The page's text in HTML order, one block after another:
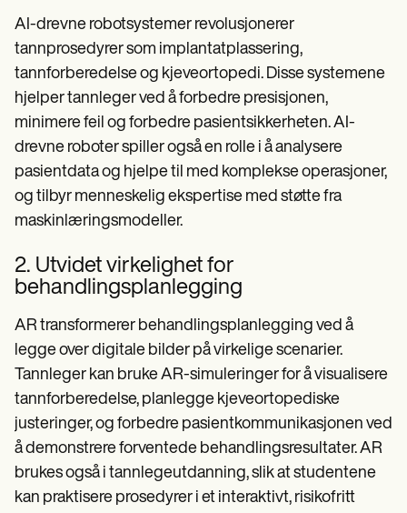
AI-drevne robotsystemer revolusjonerer
tannprosedyrer som implantatplassering,
tannforberedelse og kjeveortopedi. Disse systemene
hjelper tannleger ved å forbedre presisjonen,
minimere feil og forbedre pasientsikkerheten. AI-
drevne roboter spiller også en rolle i å analysere
pasientdata og hjelpe til med komplekse operasjoner,
og tilbyr menneskelig ekspertise med støtte fra
maskinlæringsmodeller.
2. Utvidet virkelighet for
behandlingsplanlegging
AR transformerer behandlingsplanlegging ved å
legge over digitale bilder på virkelige scenarier.
Tannleger kan bruke AR-simuleringer for å visualisere
tannforberedelse, planlegge kjeveortopediske
justeringer, og forbedre pasientkommunikasjonen ved
å demonstrere forventede behandlingsresultater. AR
brukes også i tannlegeutdanning, slik at studentene
kan praktisere prosedyrer i et interaktivt, risikofritt